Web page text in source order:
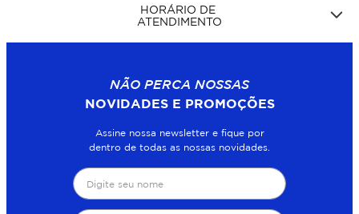
HORÁRIO DE
ATENDIMENTO
NÃO PERCA NOSSAS
NOVIDADES E PROMOÇÕES
Assine nossa newsletter e fique por
dentro de todas as nossas novidades.